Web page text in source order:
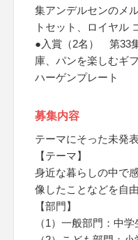
集アンデルセンのメ
トセット、ロイヤル
●入賞（2名） 第33
庫、パンを楽しむギ
ハーゲンプレート
募集内容
テーマにそった未発
【テーマ】
身近な暮らしの中で
像したことなどを自
【部門】
（1）一般部門：中学